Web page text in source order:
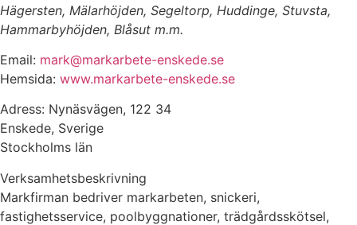
Hägersten, Mälarhöjden, Segeltorp, Huddinge, Stuvsta,
Hammarbyhöjden, Blåsut m.m.
Email: mark@markarbete-enskede.se
Hemsida: www.markarbete-enskede.se
Adress: Nynäsvägen, 122 34
Enskede, Sverige
Stockholms län
Verksamhetsbeskrivning
Markfirman bedriver markarbeten, snickeri,
fastighetsservice, poolbyggnationer, trädgårdsskötsel,